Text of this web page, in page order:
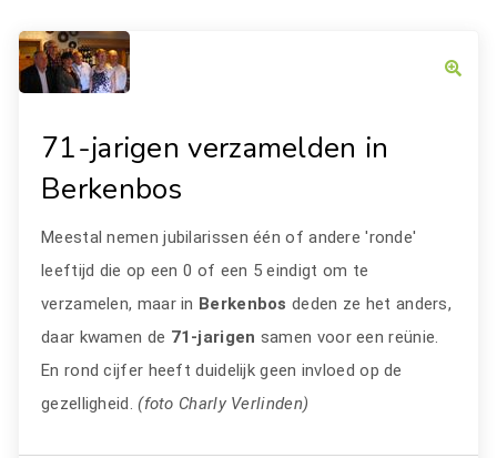
71-jarigen verzamelden in
Berkenbos
Meestal nemen jubilarissen één of andere 'ronde'
leeftijd die op een 0 of een 5 eindigt om te
verzamelen, maar in Berkenbosdeden ze het anders,
daar kwamen de 71-jarigen samen voor een reünie.
En rond cijfer heeft duidelijk geen invloed op de
gezelligheid.(foto Charly Verlinden)